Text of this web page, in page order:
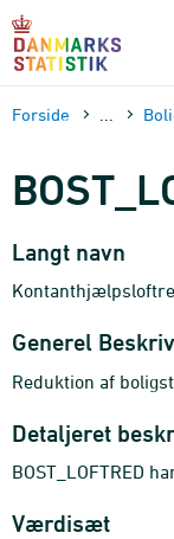
sidens
Forside
Langt navn
Generel
Reduktion af
Detaljeret
BOST_LOFTRED
Værdisæt